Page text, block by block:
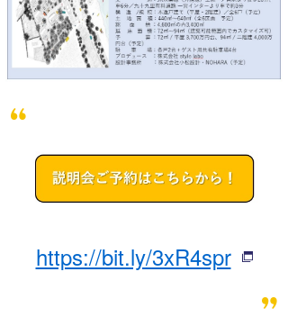
https://bit.ly/3xR4spr